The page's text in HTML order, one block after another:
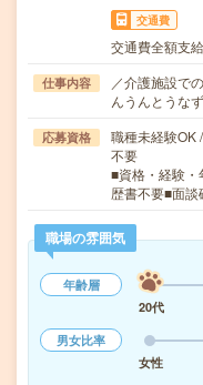
交通費
交通費全額支給
仕事内容
／介護施設で
んうんとうな
応募資格
職種未経験OK
不要
■資格・経験
歴書不要■面
職場の雰囲気
年齢層
20代
男女比率
女性